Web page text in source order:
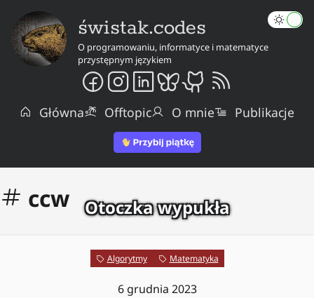
świstak.codes
O programowaniu, informatyce i matematyce
przystępnym językiem
Główna Offtopic O mnie Publikacje
ccw Otoczka wypukła
Algorytmy Matematyka
6 grudnia 2023